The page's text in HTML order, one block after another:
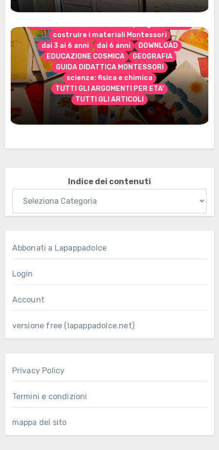
costruire i materiali Montessori
dai 3 ai 6 anni
dai 6 anni
DOWNLOAD
EDUCAZIONE COSMICA
GEOGRAFIA
GUIDA DIDATTICA MONTESSORI
scienze: fisica e chimica
TUTTI GLI ARGOMENTI PER ETA'
TUTTI GLI ARTICOLI
Marzo 2026: nuovi materiali stampabili
per gli abbonati
Indice dei contenuti
Abbonati a Lapappadolce
Login
Account
versione free (lapappadolce.net)
Privacy Policy
Termini e condizioni
mappa del sito